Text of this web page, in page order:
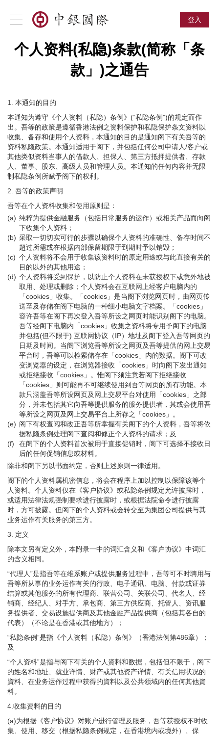
登入
个人资料(私隐)条款(简称「条
款」 )之通告
1. 本通知的目的
本通知为遵守《个人资料（私隐）条例》(“私隐条例”)的规定而作
出。吾等的政策是遵循香港法例之资料保护和私隐保护条文资料以
收集、备存和使用个人资料，本通知的目的是通知阁下有关吾等的
资料私隐政策。本通知适用于阁下，并包括任何公司申请人/客户或
其他类似资料当事人的借款人、担保人、第三方抵押提供者、存款
人、董事、股东、高级人员和管理人员。本通知的任何内容并无限
制私隐条例所赋予阁下的权利。
2. 吾等的政策声明
吾等在个人资料收集和使用原则是：
(a) 纯粹为提供金融服务（包括日常服务的运作）或相关产品而向阁
下收集个人资料；
(b) 采取一切切实可行的步骤以确保个人资料的准确性、备存时间不
超过所需或在根据内部保留期限于到期时予以销毁；
(c) 个人资料将不会用于收集该资料时的原定用途或与此直接有关的
目的以外的其他用途；
(d) 个人资料将受到保护，以防止个人资料在未获授权下或意外地被
取用、处理或删除；个人资料会在互联网上经客户电脑内的
「cookies」收集。「cookies」是当阁下浏览网页时，由网页传
送至及存储在阁下电脑的一种细小电脑文字档案。「cookies」
容许吾等在阁下再次登入吾等所设之网页时能识别阁下的电脑。
吾等经阁下电脑内「cookies」收集之资料将专用予阁下的电脑
并包括(但不限于) 互联网协议（IP）地址及阁下登入吾等网页的
日期及时间。当阁下浏览吾等所设之网页及吾等提供的网上交易
平台时，吾等可以检索储存在「cookies」内的数据。阁下可改
变浏览器的设定，在浏览器接收「cookies」时向阁下发出通知
或拒绝接收「cookies」。惟阁下须注意若阁下拒绝接收
「cookies」则可能再不可继续使用到吾等网页的所有功能。本
款只涵盖吾等所设网页及网上交易平台对使用「cookies」之部
分，并未包括其它向吾等提供服务的服务提供者，其或会使用吾
等所设之网页及网上交易平台上所存之「cookies」。
(e) 阁下有权查阅和改正吾等所掌握有关阁下的个人资料，吾等将依
据私隐条例处理阁下查阅和修正个人资料的请求；及
(f)
在阁下的个人资料首次被用于直接促销时，阁下可选择不接收日
后的任何促销信息或材料。
除非和阁下另以书面约定，否则上述原则一律适用。
阁下的个人资料属机密信息，将会在程序上加以控制以保障该等个
人资料。个人资料仅在《客户协议》或私隐条例规定允许披露时，
或适用法律法规强制要求进行披露时，或根据法院命令进行披露
时，方可披露。但阁下的个人资料或会转交至为集团公司提供与其
业务运作有关服务的第三方。
3. 定义
除本文另有定义外，本附录一中的词汇含义和《客户协议》中词汇
的含义相同。
“代理人”是指吾等在维系账户或提供服务过程中，吾等可不时聘用与
吾等所从事的业务运作有关的行政、电子通讯、电脑、付款或证券
结算或其他服务的所有代理商、联营公司、关联公司、代名人、经
销商、经纪人、对手方、承包商、第三方供应商、托管人、资讯服
务提供者、交易设施提供商及其他金融产品提供商（包括其各自的
代表）（不论是在香港或其他地方）；
“私隐条例”是指《个人资料（私隐）条例》（香港法例第486章）；
及
“个人资料”是指与阁下有关的个人資料和数据，包括但不限于，阁下
的姓名和地址、就业详情、财产或其他资产详情、有关信用状况的
資料、在业务运作过程中获得的資料以及公共领域内的任何其他資
料。
4.收集資料的目的
(a)为根据《客户协议》对账户进行管理及服务，吾等获授权不时收
集、使用、移交（根据私隐条例规定，在香港境内或境外）、保